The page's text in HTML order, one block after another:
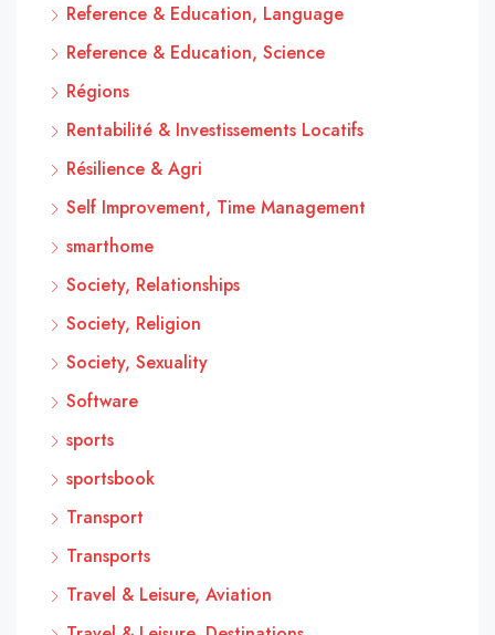
Reference & Education, Language
Reference & Education, Science
Régions
Rentabilité & Investissements Locatifs
Résilience & Agri
Self Improvement, Time Management
smarthome
Society, Relationships
Society, Religion
Society, Sexuality
Software
sports
sportsbook
Transport
Transports
Travel & Leisure, Aviation